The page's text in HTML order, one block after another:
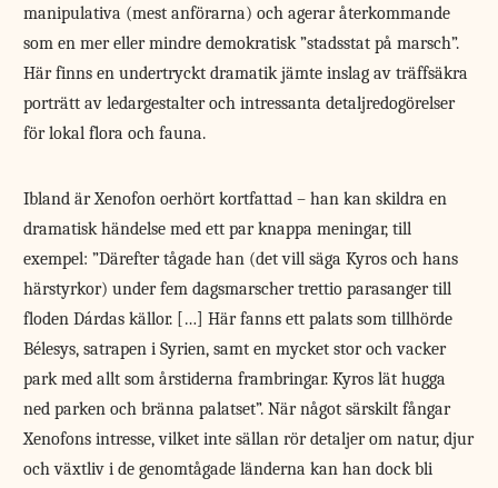
manipulativa (mest anförarna) och agerar återkommande
som en mer eller mindre demokratisk ”stadsstat på marsch”.
Här finns en undertryckt dramatik jämte inslag av träffsäkra
porträtt av ledargestalter och intressanta detaljredogörelser
för lokal flora och fauna.
Ibland är Xenofon oerhört kortfattad – han kan skildra en
dramatisk händelse med ett par knappa meningar, till
exempel: ”Därefter tågade han (det vill säga Kyros och hans
härstyrkor) under fem dagsmarscher trettio parasanger till
floden Dárdas källor. […] Här fanns ett palats som tillhörde
Bélesys, satrapen i Syrien, samt en mycket stor och vacker
park med allt som årstiderna frambringar. Kyros lät hugga
ned parken och bränna palatset”. När något särskilt fångar
Xenofons intresse, vilket inte sällan rör detaljer om natur, djur
och växtliv i de genomtågade länderna kan han dock bli